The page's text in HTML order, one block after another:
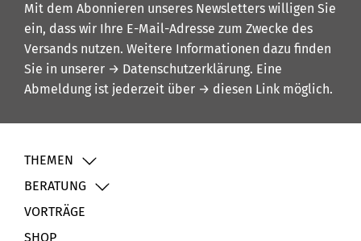
Mit dem Abonnieren unseres Newsletters willigen Sie
ein, dass wir Ihre E-Mail-Adresse zum Zwecke des
Versands nutzen. Weitere Informationen dazu finden
Sie in unserer → Datenschutzerklärung. Eine
Abmeldung ist jederzeit über → diesen Link möglich.
THEMEN
BERATUNG
VORTRÄGE
SHOP